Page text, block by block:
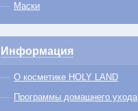
Маски
Информация
О косметике HOLY LAND
Программы домашнего ухода